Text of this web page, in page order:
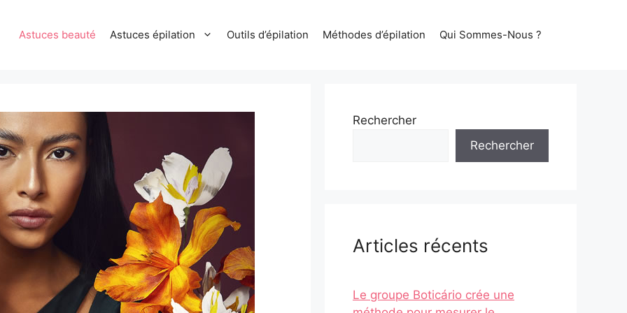
Astuces beauté Astuces épilation Outils d’épilation Méthodes d’épilation Qui Sommes-Nous ?
Rechercher
Rechercher
Articles récents
Le groupe Boticário crée une